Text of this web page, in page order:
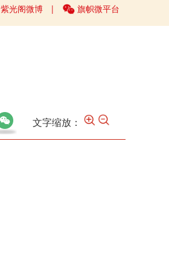
紫光阁微博 | 旗帜微平台
文字缩放：